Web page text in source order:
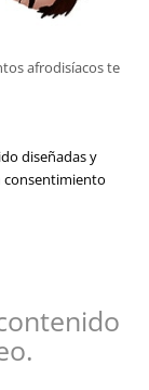
afrodisíacos te
diseñadas y
consentimiento